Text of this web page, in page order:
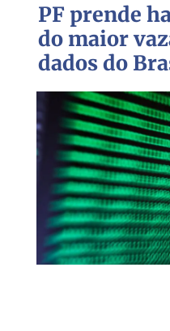
PF prende
do maior
dados do